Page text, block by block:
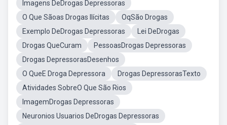
Imagens DeDrogas Depressoras
O Que Sãoas Drogas Ilícitas
OqSão Drogas
Exemplo DeDrogas Depressoras
Lei DeDrogas
Drogas QueCuram
PessoasDrogas Depressoras
Drogas DepressorasDesenhos
O QueE Droga Depressora
Drogas DepressorasTexto
Atividades SobreO Que São Rios
ImagemDrogas Depressoras
Neuronios Usuarios DeDrogas Depressoras